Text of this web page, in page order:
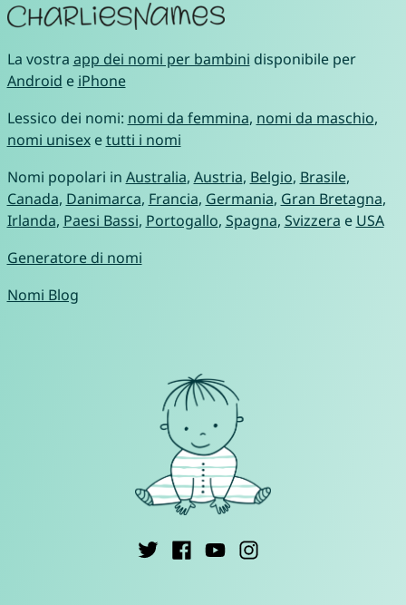
La vostra app dei nomi per bambini disponibile per
Android e iPhone
Lessico dei nomi: nomi da femmina, nomi da maschio,
nomi unisexetutti i nomi
Nomi popolari in Australia, Austria, Belgio, Brasile,
Canada, Danimarca, Francia, Germania, Gran Bretagna,
Irlanda, Paesi Bassi, Portogallo, Spagna, Svizzera e USA
Generatore di nomi
Nomi Blog